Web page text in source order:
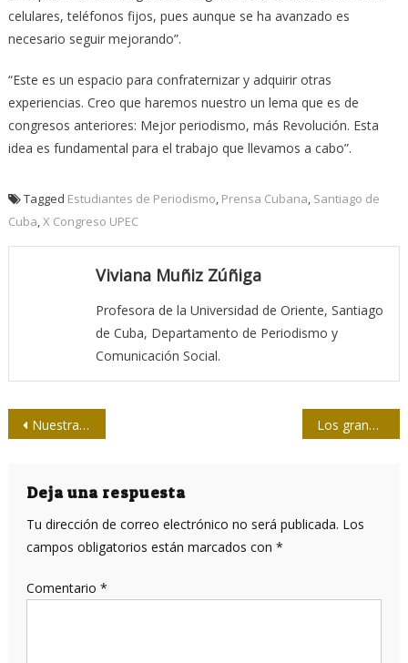
celulares, teléfonos fijos, pues aunque se ha avanzado es
necesario seguir mejorando”.
“Este es un espacio para confraternizar y adquirir otras
experiencias. Creo que haremos nuestro un lema que es de
congresos anteriores: Mejor periodismo, más Revolución. Esta
idea es fundamental para el trabajo que llevamos a cabo”.
Tagged Estudiantes de Periodismo, Prensa Cubana, Santiago de
Cuba,X Congreso UPEC
Viviana Muñiz Zúñiga
Profesora de la Universidad de Oriente, Santiago
de Cuba, Departamento de Periodismo y
Comunicación Social.
Navegación
entradas
Nuestra causa no ha variado en esencia, pero sí en dimensión Los grandes desafíos del periodismo cubano
Deja una respuesta
Tu dirección de correo electrónico no será publicada. Los
campos obligatorios están marcados con *
Comentario *